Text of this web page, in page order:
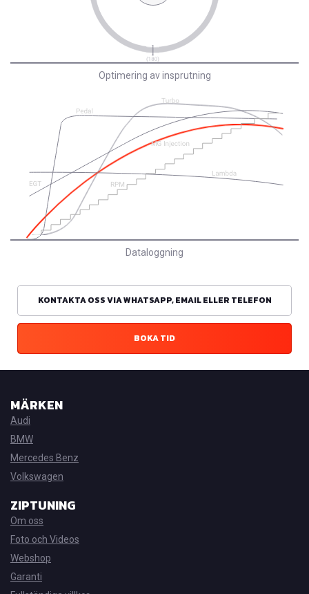
Optimering av insprutning
Dataloggning
KONTAKTA OSS VIA WHATSAPP, EMAIL ELLER TELEFON
BOKA TID
MÄRKEN
Audi
BMW
Mercedes Benz
Volkswagen
ZIPTUNING
Om oss
Foto och Videos
Webshop
Garanti